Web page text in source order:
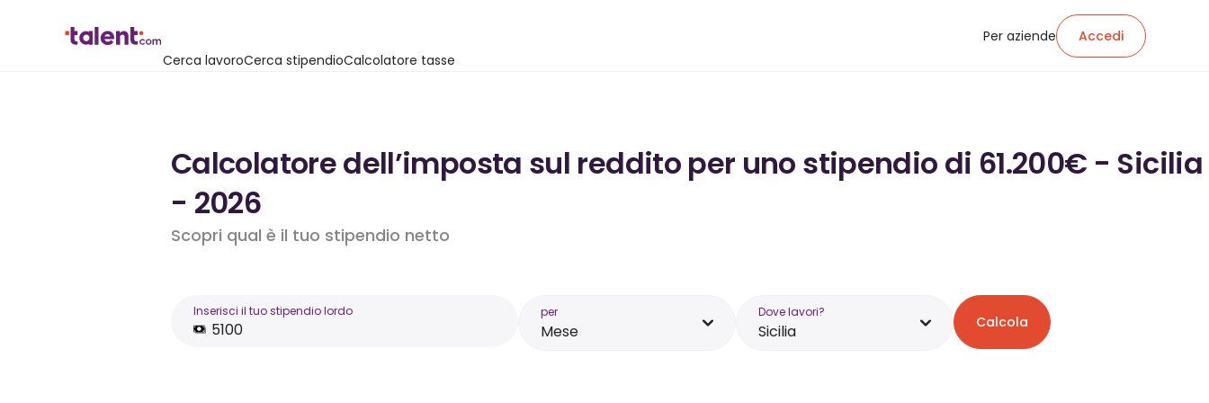
Cerca lavoroCerca stipendioCalcolatore tasse
Per aziende Accedi
Calcolatore dell’imposta sul reddito per uno stipendio di 61.200€ - Sicilia
- 2026
Scopri qual è il tuo stipendio netto
Inserisci il tuo stipendio lordo per
Mese
Dove lavori?
Sicilia Calcola